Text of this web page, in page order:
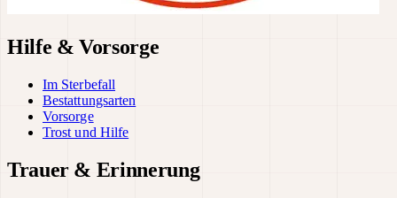
Hilfe & Vorsorge
Im Sterbefall
Bestattungsarten
Vorsorge
Trost und Hilfe
Trauer & Erinnerung